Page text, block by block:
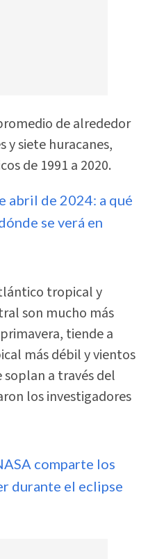
de alrededor
y siete huracanes,
de 1991 a 2020.
abril de 2024: a qué
se verá en
tropical y
son mucho más
tiende a
más débil y vientos
soplan a través del
los investigadores
comparte los
durante el eclipse